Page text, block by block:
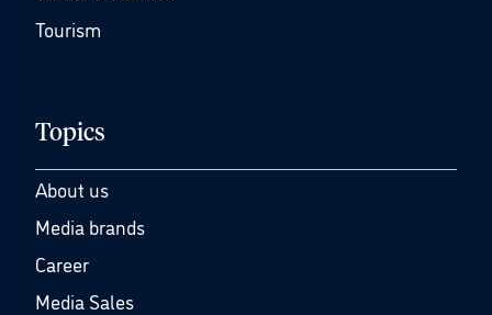
Tourism
Topics
About us
Media brands
Career
Media Sales